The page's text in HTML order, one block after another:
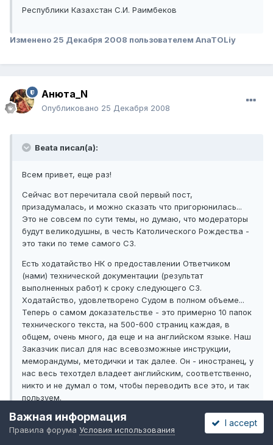
Республики Казахстан С.И. Раимбеков
Изменено 25 Декабря 2008 пользователем AnaTOLiy
Анюта_N
Опубликовано 25 Декабря 2008
Beata писал(а):
Всем привет, еще раз!
Сейчас вот перечитала свой первый пост,
призадумалась, и можно сказать что пригорюнилась...
Это не совсем по сути темы, но думаю, что модераторы
будут великодушны, в честь Католического Рождества -
это таки по теме самого СЗ.
Есть ходатайство НК о предоставлении Ответчиком
(нами) технической документации (результат
выполненных работ) к сроку следующего СЗ.
Ходатайство, удовлетворено Судом в полном объеме...
Теперь о самом доказательстве - это примерно 10 папок
технического текста, на 500-600 страниц каждая, в
общем, очень много, да еще и на английском языке. Наш
Заказчик писал для нас всевозможные инструкции,
меморандумы, методички и так далее. Он - иностранец, у
нас весь техотдел владеет английским, соответственно,
никто и не думал о том, чтобы переводить все это, и так
пользуем.
А вот сейчас представила, и холодным потом облилась,
что Суд может заставить нас все это переводить, да
Важная информация
Правила форума Условия использования
I accept